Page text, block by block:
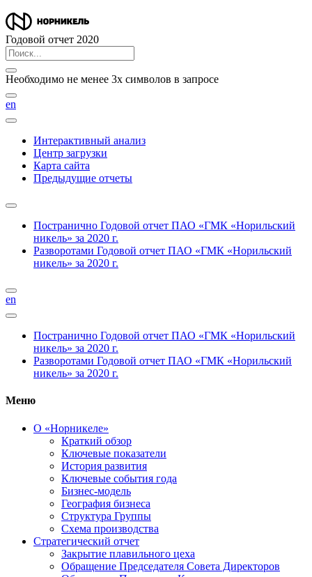
Годовой отчет 2020
Необходимо не менее 3х символов в запросе
en
Интерактивный анализ
Центр загрузки
Карта сайта
Предыдущие отчеты
Постранично Годовой отчет ПАО «ГМК «Норильский
никель» за 2020 г.
Разворотами Годовой отчет ПАО «ГМК «Норильский
никель» за 2020 г.
en
Постранично Годовой отчет ПАО «ГМК «Норильский
никель» за 2020 г.
Разворотами Годовой отчет ПАО «ГМК «Норильский
никель» за 2020 г.
Меню
О «Норникеле»
Краткий обзор
Ключевые показатели
История развития
Ключевые события года
Бизнес-модель
География бизнеса
Структура Группы
Схема производства
Стратегический отчет
Закрытие плавильного цеха
Обращение Председателя Совета Директоров